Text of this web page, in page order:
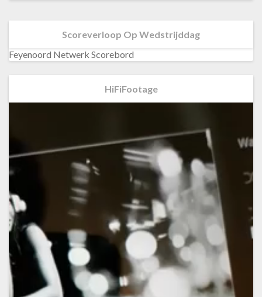
Scoreverloop Op Wedstrijddag
Feyenoord Netwerk Scorebord
HiFiFootage